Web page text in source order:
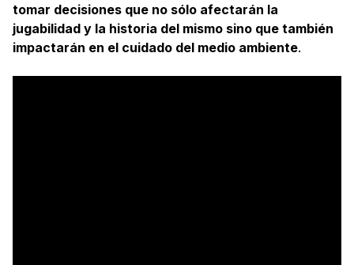
tomar decisiones que no sólo afectarán la
jugabilidad y la historia del mismo sino que también
impactarán en el cuidado del medio ambiente.